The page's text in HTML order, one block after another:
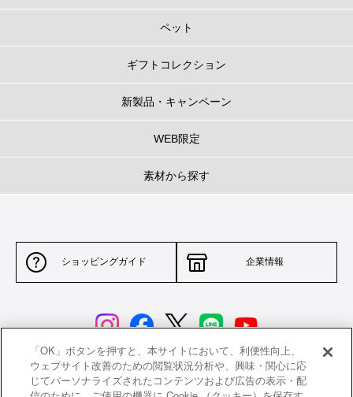
ココット・エブリィの深さ
ブラックマットホーロー(内側)
油馴染みがよく、焼き付けるお料理にも最適。
専用のインナーリッド(内フタ)
日本の土鍋よりヒントを得たインナーリッド（内フタ）をストーンウェアで
開発しました。炊飯や煮物を調理する際に吹きこぼれを防ぐので、料理中の
ストレスを軽減します。
ペット
ギフトコレクション
新製品・キャンペーン
WEB限定
素材から探す
ショッピングガイド 企業情報
サイトポリシー 特定商取引法に基づく表示
「OK」ボタンを押すと、本サイトにおいて、利便性向上、
ウェブサイト改善のための閲覧状況分析や、興味・関心に応
じてパーソナライズされたコンテンツおよび広告の表示・配